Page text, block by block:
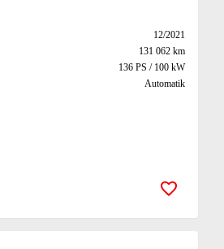
12/2021
131 062 km
136 PS / 100 kW
Automatik
Zur